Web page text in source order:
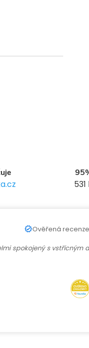
Ověřená recenze
spokojený s vstřícným